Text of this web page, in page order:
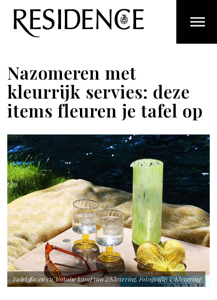
Overslaan en ga direct naar de inhoud
Nazomeren met
kleurrijk servies: deze
items fleuren je tafel op
Twirl glazen en Tortoise karaf van &Klevering. Fotografie: &Klevering